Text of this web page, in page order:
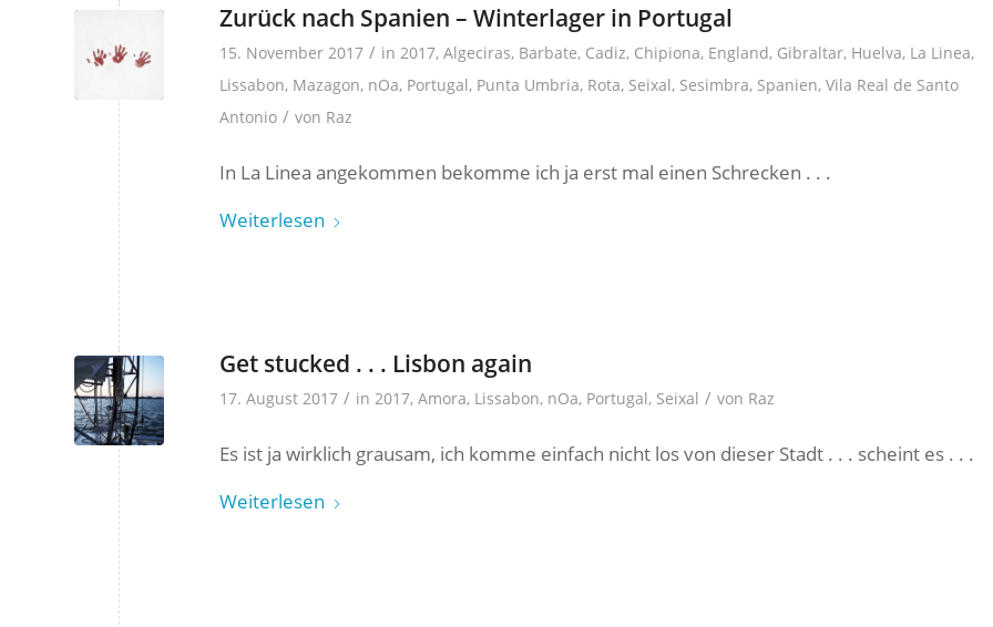
Zurück nach Spanien – Winterlager in Portugal
15. November 2017 / in 2017, Algeciras, Barbate, Cadiz, Chipiona, England, Gibraltar, Huelva, La Linea,
Lissabon, Mazagon, nOa, Portugal, Punta Umbria, Rota, Seixal, Sesimbra, Spanien, Vila Real de Santo
Antonio / von Raz
In La Linea angekommen bekomme ich ja erst mal einen Schrecken . . .
Weiterlesen
Get stucked . . . Lisbon again
17. August 2017 / in 2017, Amora, Lissabon, nOa, Portugal, Seixal / von Raz
Es ist ja wirklich grausam, ich komme einfach nicht los von dieser Stadt . . . scheint es . . .
Weiterlesen